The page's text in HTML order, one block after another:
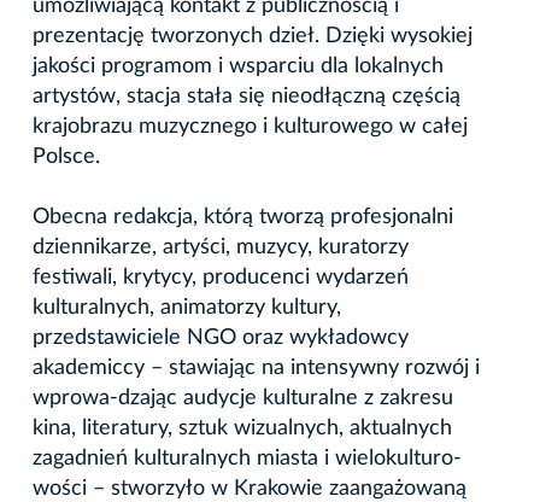
umożliwiającą kontakt z publicznością i
prezentację tworzonych dzieł. Dzięki wysokiej
jakości programom i wsparciu dla lokalnych
artystów, stacja stała się nieodłączną częścią
krajobrazu muzycznego i kulturowego w całej
Polsce.
Obecna redakcja, którą tworzą profesjonalni
dziennikarze, artyści, muzycy, kuratorzy
festiwali, krytycy, producenci wydarzeń
kulturalnych, animatorzy kultury,
przedstawiciele NGO oraz wykładowcy
akademiccy – stawiając na intensywny rozwój i
wprowa-dzając audycje kulturalne z zakresu
kina, literatury, sztuk wizualnych, aktualnych
zagadnień kulturalnych miasta i wielokulturo-
wości – stworzyło w Krakowie zaangażowaną